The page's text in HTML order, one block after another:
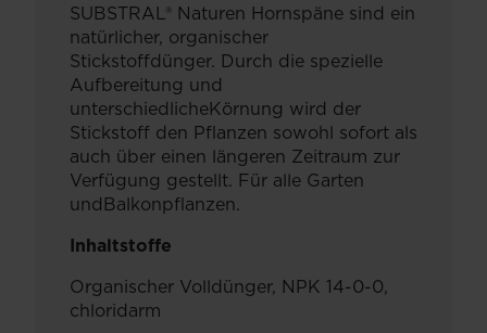
SUBSTRAL® Naturen Hornspäne sind ein
natürlicher, organischer
Stickstoffdünger. Durch die spezielle
Aufbereitung und
unterschiedlicheKörnung wird der
Stickstoff den Pflanzen sowohl sofort als
auch über einen längeren Zeitraum zur
Verfügung gestellt. Für alle Garten
undBalkonpflanzen.
Inhaltstoffe
Organischer Volldünger, NPK 14-0-0,
chloridarm